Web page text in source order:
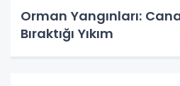
Orman Yangınları:
Bıraktığı Yıkım